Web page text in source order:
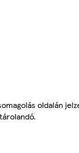
oldalán